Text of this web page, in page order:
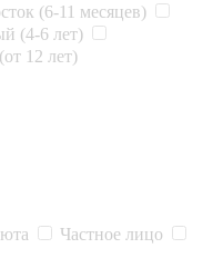
(6-11 месяцев)
(4-6 лет)
12 лет)
Частное лицо